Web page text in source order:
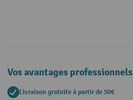
Vos avantages professionnels
Livraison gratuite à partir de 50€